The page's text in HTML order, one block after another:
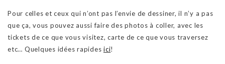
Pour celles et ceux qui n’ont pas l’envie de dessiner, il n’y a pas
que ça, vous pouvez aussi faire des photos à coller, avec les
tickets de ce que vous visitez, carte de ce que vous traversez
etc… Quelques idées rapides ici!